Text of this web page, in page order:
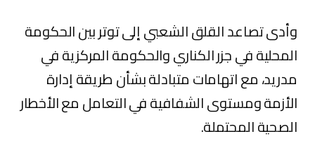
وأدى تصاعد القلق الشعبي إلى توتر بين الحكومة
المحلية في جزر الكناري والحكومة المركزية في
مدريد، مع اتهامات متبادلة بشأن طريقة إدارة
الأزمة ومستوى الشفافية‏ في التعامل مع الأخطار
الصحية المحتملة.